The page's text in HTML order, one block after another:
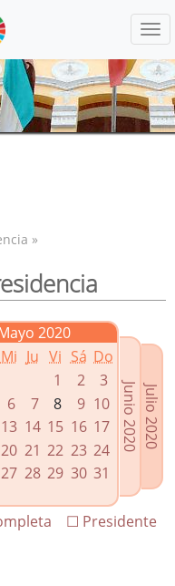
»
2020
Mi Ju Vi Sá Do
1
2
3
6 7 8 9 10
13 14 15 16 17
20 21 22 23 24
27 28 29 30 31
Julio 2020
Junio 2020
☐ Presidente